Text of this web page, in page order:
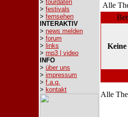
> tourdaten
> festivals
> fernsehen
INTERAKTIV
> news melden
> forum
> links
> mp3 | video
INFO
> über uns
> impressum
> f.a.q.
> kontakt
Alle
Alle